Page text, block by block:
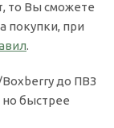
то Вы сможете
покупки, при
.
до ПВЗ
быстрее